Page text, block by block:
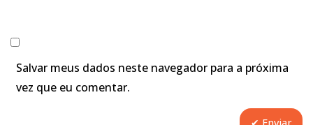
Salvar meus dados neste navegador para a próxima
vez que eu comentar.